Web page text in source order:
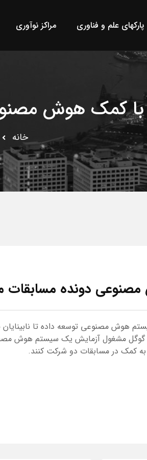
پارکهای علم و فناوری مراکز نوآوری
با کمک هوش
خانه
مصنوعی دونده
هوش مصنوعی توسعه داده تا نابینایان
گوگل مشغول آزمایش یک سیستم هوش
به کمک در مسابقات دو شرکت کنند.